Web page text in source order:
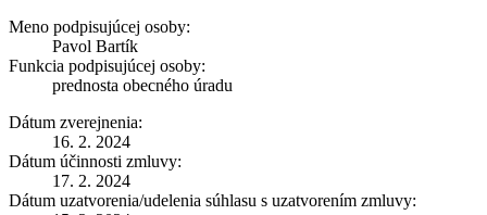
Meno podpisujúcej osoby:
Pavol Bartík
Funkcia podpisujúcej osoby:
prednosta obecného úradu
Dátum zverejnenia:
16. 2. 2024
Dátum účinnosti zmluvy:
17. 2. 2024
Dátum uzatvorenia/udelenia súhlasu s uzatvorením zmluvy: